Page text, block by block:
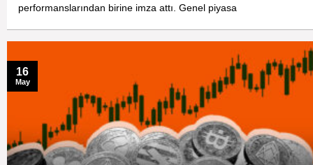
performanslarından birine imza attı. Genel piyasa
16
May